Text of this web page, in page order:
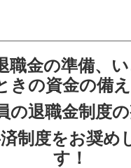
職金の準備、
きの資金の備え
の退職金制度の
制度をお奨め
す！